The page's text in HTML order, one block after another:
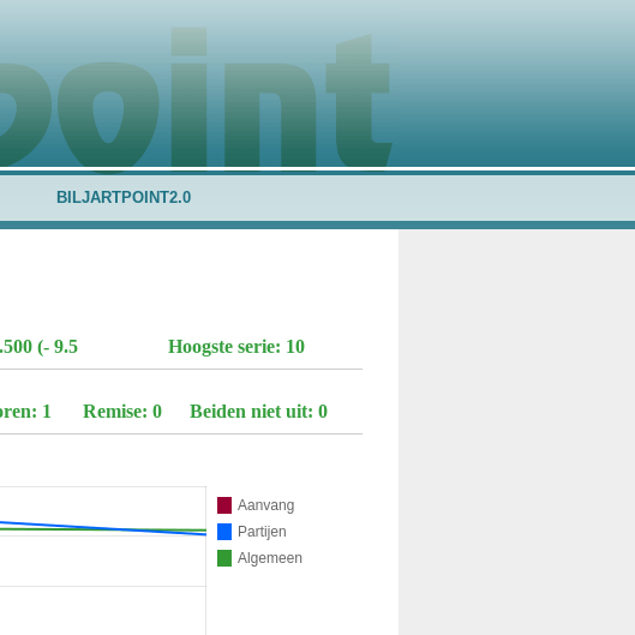
BILJARTPOINT2.0
(- 9.5 Hoogste serie: 10
1 Remise: 0 Beiden niet uit: 0